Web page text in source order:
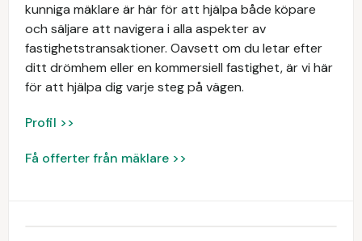
kunniga mäklare är här för att hjälpa både köpare
och säljare att navigera i alla aspekter av
fastighetstransaktioner. Oavsett om du letar efter
ditt drömhem eller en kommersiell fastighet, är vi här
för att hjälpa dig varje steg på vägen.
Profil >>
Få offerter från mäklare >>